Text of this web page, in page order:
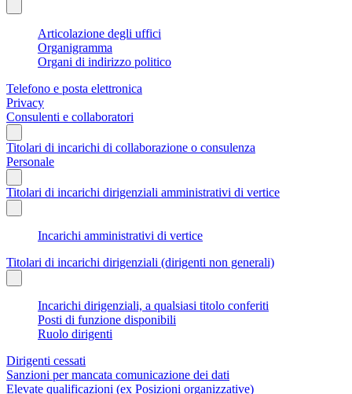
Articolazione degli uffici
Organigramma
Organi di indirizzo politico
Telefono e posta elettronica
Privacy
Consulenti e collaboratori
Titolari di incarichi di collaborazione o consulenza
Personale
Titolari di incarichi dirigenziali amministrativi di vertice
Incarichi amministrativi di vertice
Titolari di incarichi dirigenziali (dirigenti non generali)
Incarichi dirigenziali, a qualsiasi titolo conferiti
Posti di funzione disponibili
Ruolo dirigenti
Dirigenti cessati
Sanzioni per mancata comunicazione dei dati
Elevate qualificazioni (ex Posizioni organizzative)